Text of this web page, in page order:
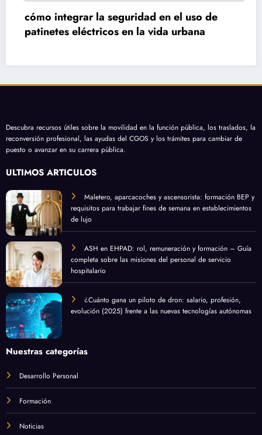
cómo transformar un balcón con cultivo de
hiedra y estilo vintage
Descubra recursos útiles sobre la movilidad en la función pública, los traslados, la
reconversión profesional, las ayudas del CGOS y los trámites para cambiar de
puesto o avanzar en su carrera pública.
ÚLTIMOS ARTÍCULOS
Maletero, aparcacoches y ascensorista: formación BEP y
requisitos para trabajar fines de semana en establecimientos
de lujo
ASH en EHPAD: rol, remuneración y formación – Guía
completa sobre las misiones del personal de servicio
hospitalario
¿Cuánto gana un piloto de dron: salario, profesión,
evolución (2025) frente a las nuevas tecnologías autónomas
Nuestras categorías
Desarrollo Personal
Formación
Noticias